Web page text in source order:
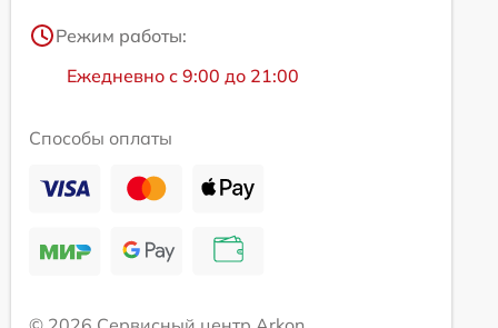
Режим работы:
Ежедневно с 9:00 до 21:00
Способы оплаты